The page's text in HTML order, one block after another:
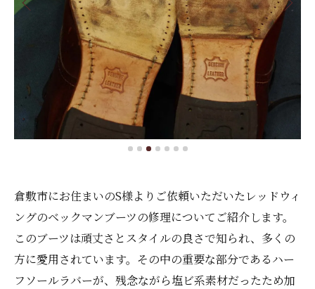
倉敷市にお住まいのS様よりご依頼いただいたレッドウィ
ングのベックマンブーツの修理についてご紹介します。
このブーツは頑丈さとスタイルの良さで知られ、多くの
方に愛用されています。その中の重要な部分であるハー
フソールラバーが、残念ながら塩ビ系素材だったため加